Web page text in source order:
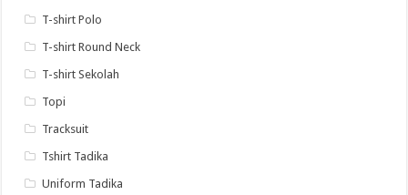
T-shirt Polo
T-shirt Round Neck
T-shirt Sekolah
Topi
Tracksuit
Tshirt Tadika
Uniform Tadika